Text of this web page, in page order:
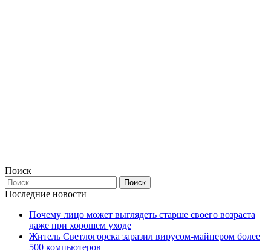
Поиск
Последние новости
Почему лицо может выглядеть старше своего возраста
даже при хорошем уходе
Житель Светлогорска заразил вирусом-майнером более
500 компьютеров